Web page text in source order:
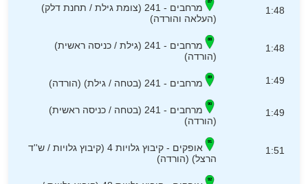
1:48
מרחבים - 241 (צומת גילת / תחנת דלק)
(העלאה והורדה)
1:48
מרחבים - 241 (גילת / כניסה ראשית)
(הורדה)
1:49 מרחבים - 241 (בטחה / גילת) (הורדה)
1:49
מרחבים - 241 (בטחה / כניסה ראשית)
(הורדה)
1:51
אופקים - קיבוץ גלויות 4 (קיבוץ גלויות / ש''ד
הרצל) (הורדה)